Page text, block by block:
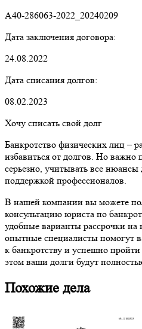
A40-286063-2022_20240209
Дата заключения договора:
24.08.2022
Дата списания долгов:
08.02.2023
Хочу списать свой долг
Банкротство физических лиц –
избавиться от долгов. Но важно
серьезно, учитывать все нюансы
поддержкой профессионалов.
В нашей компании вы можете
консультацию юриста по
удобные варианты рассрочки
опытные специалисты помогут
к банкротству и успешно
этом ваши долги будут
Похожие дела